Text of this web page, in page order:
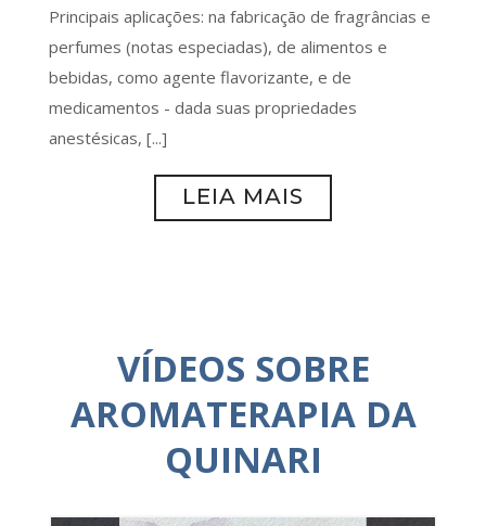
Principais aplicações: na fabricação de fragrâncias e
perfumes (notas especiadas), de alimentos e
bebidas, como agente flavorizante, e de
medicamentos - dada suas propriedades
anestésicas, [...]
LEIA MAIS
VÍDEOS SOBRE
AROMATERAPIA DA
QUINARI